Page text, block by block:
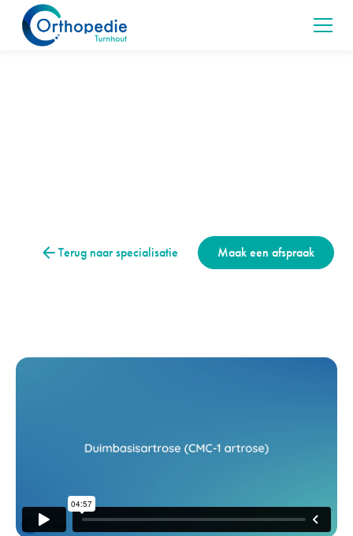
Terug naar specialisatie Maak een afspraak